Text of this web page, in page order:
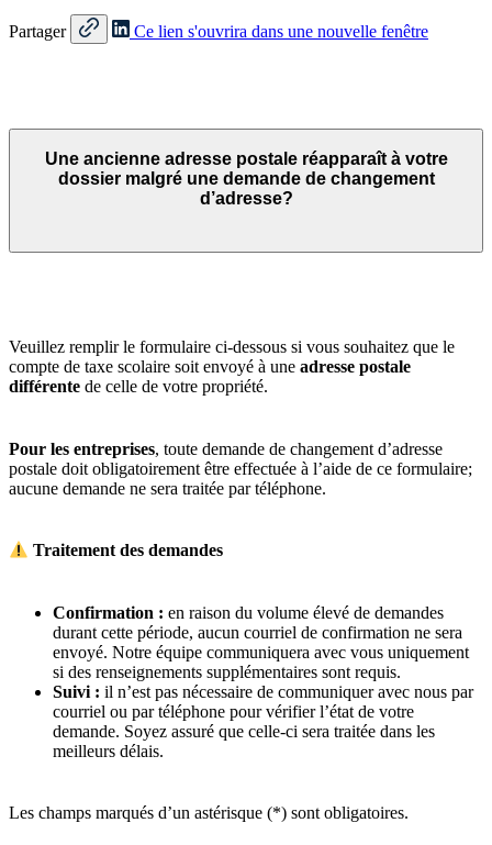
Partager Ce lien s'ouvrira dans une nouvelle fenêtre
Une ancienne adresse postale réapparaît à votre
dossier malgré une demande de changement
d’adresse?
Veuillez remplir le formulaire ci-dessous si vous souhaitez que le
compte de taxe scolaire soit envoyé à une adresse postale
différente de celle de votre propriété.
Pour les entreprises, toute demande de changement d’adresse
postale doit obligatoirement être effectuée à l’aide de ce formulaire;
aucune demande ne sera traitée par téléphone.
Traitement des demandes
Confirmation : en raison du volume élevé de demandes
durant cette période, aucun courriel de confirmation ne sera
envoyé. Notre équipe communiquera avec vous uniquement
si des renseignements supplémentaires sont requis.
Suivi : il n’est pas nécessaire de communiquer avec nous par
courriel ou par téléphone pour vérifier l’état de votre
demande. Soyez assuré que celle-ci sera traitée dans les
meilleurs délais.
Les champs marqués d’un astérisque (*) sont obligatoires.